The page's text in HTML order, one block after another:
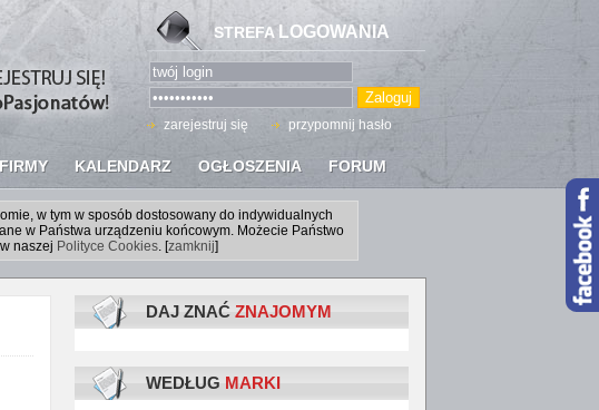
FIRMY KALENDARZ OGŁOSZENIA FORUM
STREFA LOGOWANIA
zarejestruj się przypomnij hasło
w tym w sposób dostosowany do indywidualnych
w Państwa urządzeniu końcowym. Możecie Państwo
naszej Polityce Cookies. [zamknij]
DAJ ZNAĆ ZNAJOMYM
WEDŁUG MARKI